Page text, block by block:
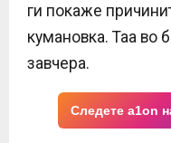
ги покаже
кумановка. Таа во
завчера.
Следете a1on